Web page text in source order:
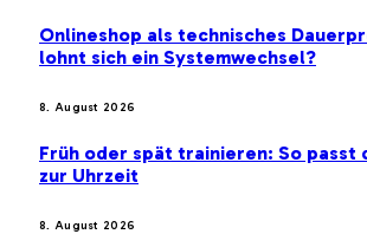
Onlineshop als technisches
lohnt sich ein Systemwechsel?
8. August 2026
Früh oder spät trainieren: So passt
zur Uhrzeit
8. August 2026